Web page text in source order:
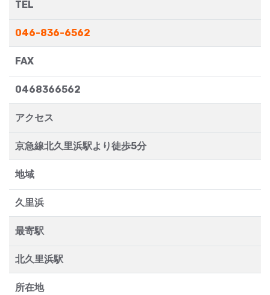
TEL
046-836-6562
FAX
0468366562
アクセス
京急線北久里浜駅より徒歩5分
地域
久里浜
最寄駅
北久里浜駅
所在地